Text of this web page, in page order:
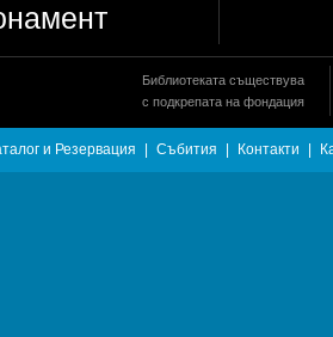
Библиотеката съществува
с подкрепата на фондация
и Резервация Събития Контакти